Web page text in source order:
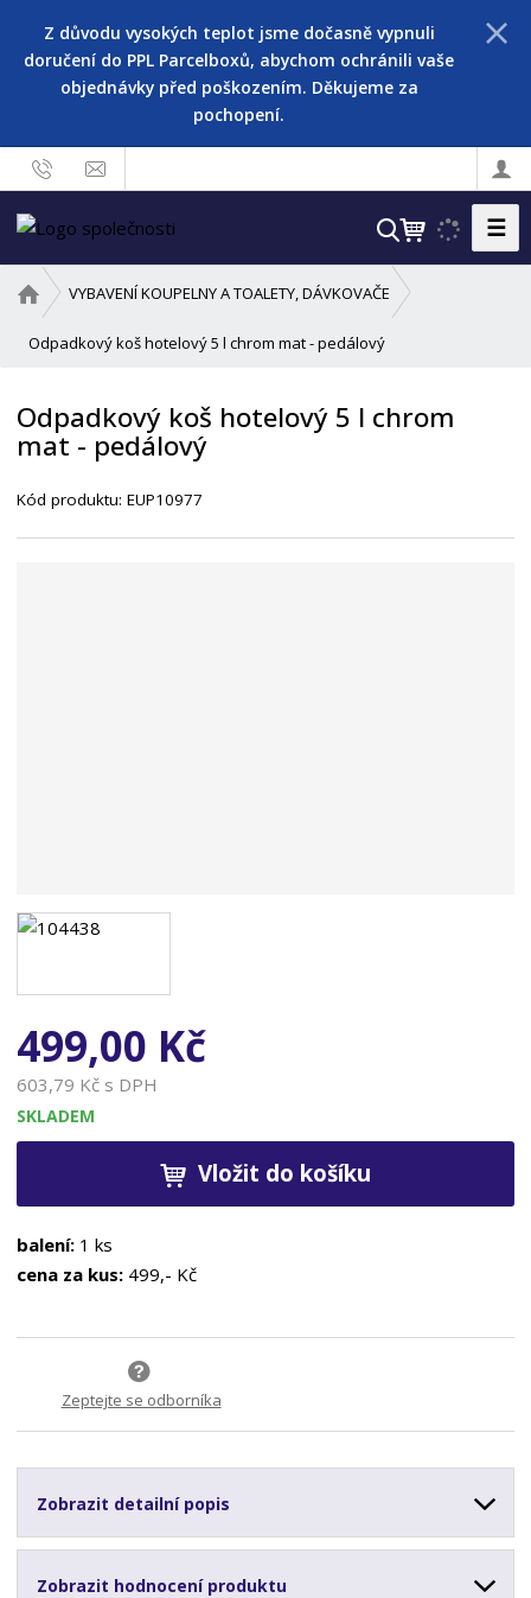
Z důvodu vysokých teplot jsme dočasně vypnuli
doručení do PPL Parcelboxů, abychom ochránili vaše
objednávky před poškozením. Děkujeme za
pochopení.
V
h
l
t
☰
v
o
í
s
r
VYBAVENÍ KOUPELNY A TOALETY, DÁVKOVAČE
Odpadkový koš hotelový 5 l chrom mat - pedálový
Odpadkový koš hotelový 5 l chrom
mat - pedálový
Kód produktu:EUP10977
499,00 Kč
603,79 Kč s DPH
SKLADEM
Vložit do košíku
balení: 1 ks
cena za kus: 499,- Kč
Zeptejte se odborníka
Zobrazit detailní popis
Zobrazit hodnocení produktu